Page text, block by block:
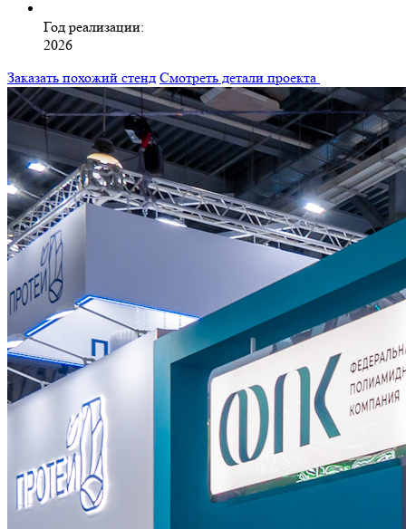
Год реализации:
2026
Заказать похожий стенд Смотреть детали проекта